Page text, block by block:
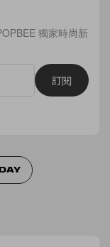
獨家時尚新
訂閱